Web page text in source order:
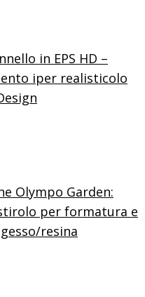
in EPS HD –
iper realisticolo
Olympo Garden:
per formatura e
resina